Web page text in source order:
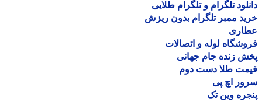
تلگرام و تلگرام طلایی
ممبر تلگرام بدون ریزش
لوله و اتصالات
زنده جام جهانی
طلا دست دوم
اچ پی
وین تک